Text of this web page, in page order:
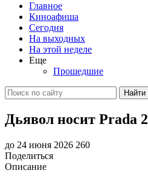
Главное
Киноафиша
Сегодня
На выходных
На этой неделе
Еще
Прошедшие
Найти
Дьявол носит Prada 2
до 24 июня 2026 260
Поделиться
Описание